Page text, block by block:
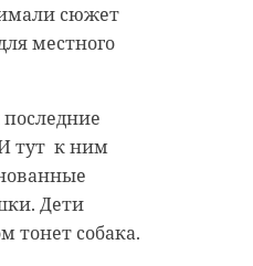
сюжет
местного
тут к ним
Дети
тонет собака.